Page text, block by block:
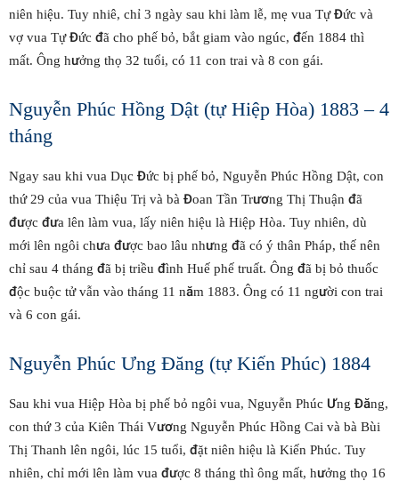
niên hiệu. Tuy nhiê, chỉ 3 ngày sau khi làm lễ, mẹ vua Tự Đức và
vợ vua Tự Đức đã cho phế bỏ, bắt giam vào ngúc, đến 1884 thì
mất. Ông hưởng thọ 32 tuổi, có 11 con trai và 8 con gái.
Nguyễn Phúc Hồng Dật (tự Hiệp Hòa) 1883 – 4
tháng
Ngay sau khi vua Dục Đức bị phế bỏ, Nguyễn Phúc Hồng Dật, con
thứ 29 của vua Thiệu Trị và bà Đoan Tần Trương Thị Thuận đã
được đưa lên làm vua, lấy niên hiệu là Hiệp Hòa. Tuy nhiên, dù
mới lên ngôi chưa được bao lâu nhưng đã có ý thân Pháp, thế nên
chỉ sau 4 tháng đã bị triều đình Huế phế truất. Ông đã bị bỏ thuốc
độc buộc tử vẫn vào tháng 11 năm 1883. Ông có 11 người con trai
và 6 con gái.
Nguyễn Phúc Ưng Đăng (tự Kiến Phúc) 1884
Sau khi vua Hiệp Hòa bị phế bỏ ngôi vua, Nguyễn Phúc Ưng Đăng,
con thứ 3 của Kiên Thái Vương Nguyễn Phúc Hồng Cai và bà Bùi
Thị Thanh lên ngôi, lúc 15 tuổi, đặt niên hiệu là Kiến Phúc. Tuy
nhiên, chỉ mới lên làm vua được 8 tháng thì ông mất, hưởng thọ 16